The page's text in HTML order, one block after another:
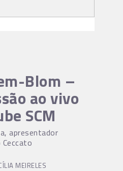
Blom –
ao vivo
SCM
apresentador
Ceccato
MEIRELES